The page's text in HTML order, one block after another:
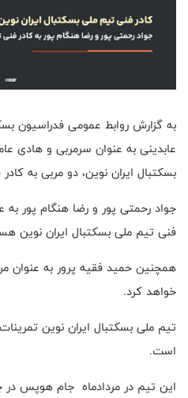
به گزارش روابط عمومی فدراسیون
عابدینی به عنوان سرمربی و هادی
بسکتبال ایران نوین، دو مربی به
جواد رحمتی پور و رضا هنگام پور به
فنی تیم ملی بسکتبال ایران نوین
همچنین حمید فقیه پرور به عنوان
خواهد کرد.
تیم ملی بسکتبال ایران نوین
است.
این تیم در مردادماه جام هوپس در